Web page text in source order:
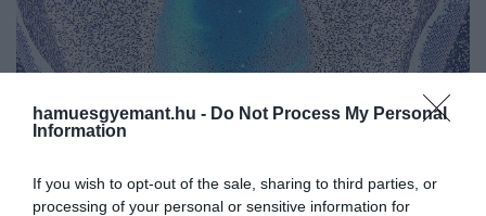
hamuesgyemant.hu - Do Not Process My Personal
Information
If you wish to opt-out of the sale, sharing to third parties, or
processing of your personal or sensitive information for